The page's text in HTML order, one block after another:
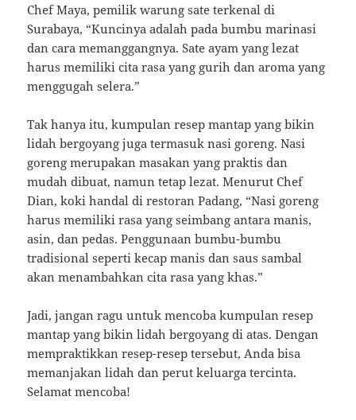
Chef Maya, pemilik warung sate terkenal di
Surabaya, “Kuncinya adalah pada bumbu marinasi
dan cara memanggangnya. Sate ayam yang lezat
harus memiliki cita rasa yang gurih dan aroma yang
menggugah selera.”
Tak hanya itu, kumpulan resep mantap yang bikin
lidah bergoyang juga termasuk nasi goreng. Nasi
goreng merupakan masakan yang praktis dan
mudah dibuat, namun tetap lezat. Menurut Chef
Dian, koki handal di restoran Padang, “Nasi goreng
harus memiliki rasa yang seimbang antara manis,
asin, dan pedas. Penggunaan bumbu-bumbu
tradisional seperti kecap manis dan saus sambal
akan menambahkan cita rasa yang khas.”
Jadi, jangan ragu untuk mencoba kumpulan resep
mantap yang bikin lidah bergoyang di atas. Dengan
mempraktikkan resep-resep tersebut, Anda bisa
memanjakan lidah dan perut keluarga tercinta.
Selamat mencoba!